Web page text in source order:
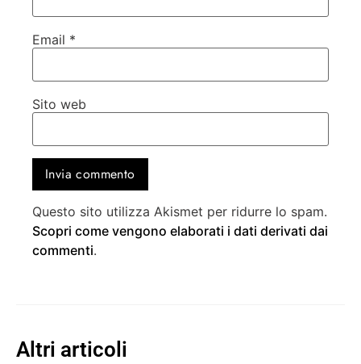
Altri articoli
Email *
Sito web
Questo sito utilizza Akismet per ridurre lo spam.
Scopri come vengono elaborati i dati derivati dai
commenti.